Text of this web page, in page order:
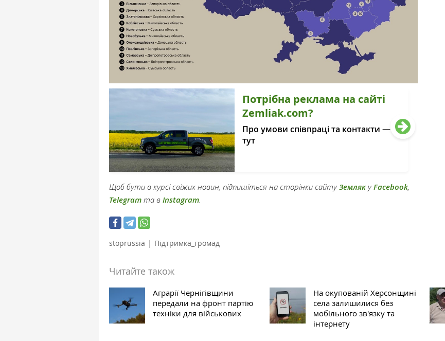
Потрібна реклама на сайті
Zemliak.com?
Про умови співпраці та контакти —
тут
Щоб бути в курсі свіжих новин, підпишіться на сторінки сайтуЗемлякуFacebook,
Telegram та в Instagram.
stoprussia | Підтримка_громад
Читайте також
Аграрії Чернігівщини
передали на фронт партію
техніки для військових
На окупованій Херсонщині
села залишилися без
мобільного зв'язку та
інтернету